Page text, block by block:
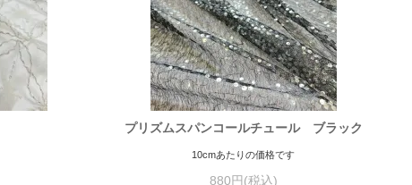
プリズムスパンコールチュール ブラック
10cmあたりの価格です
880円(税込)